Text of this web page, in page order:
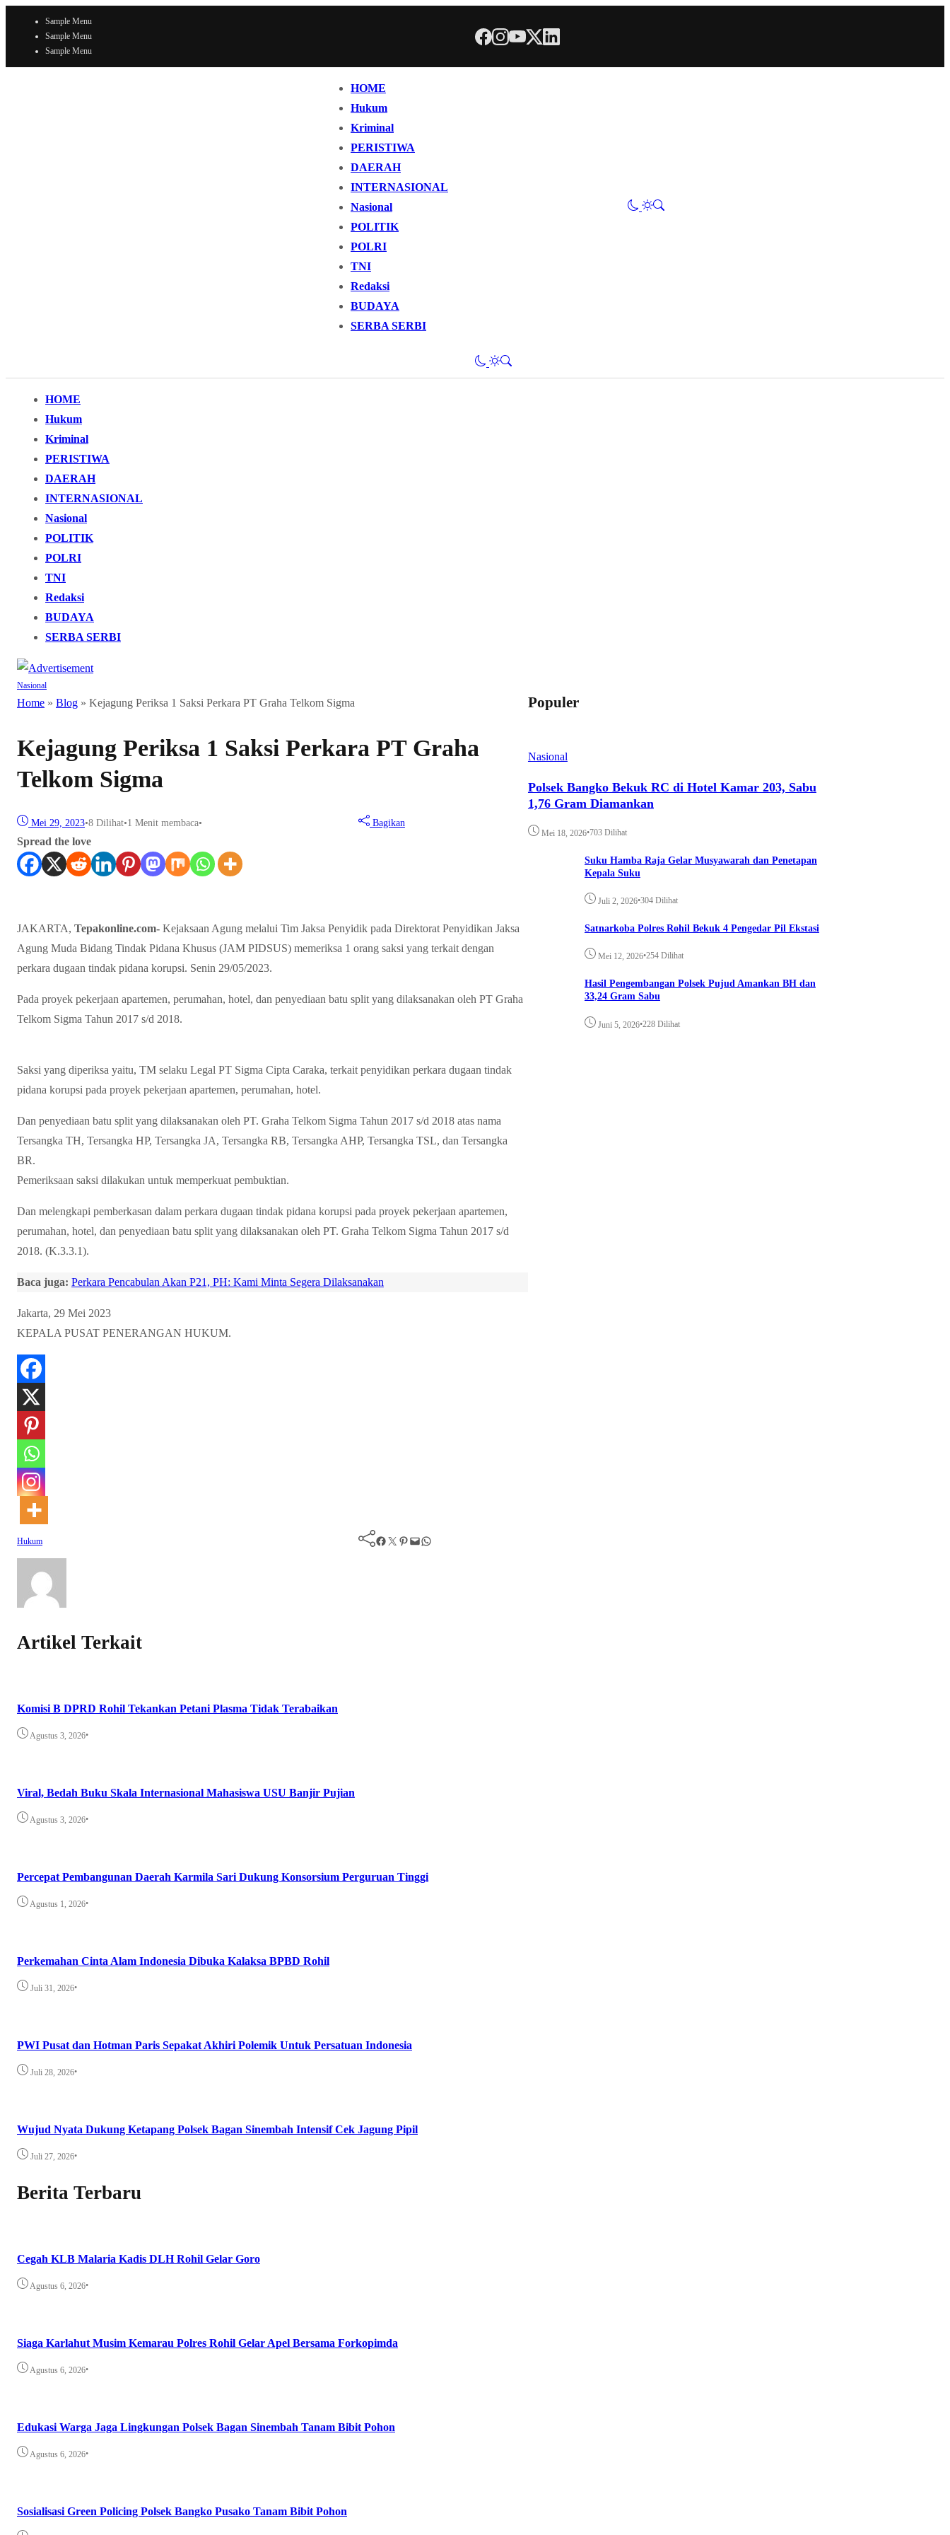
Sample Menu
Sample Menu
Sample Menu
HOME
Hukum
Kriminal
PERISTIWA
DAERAH
INTERNASIONAL
Nasional
POLITIK
POLRI
TNI
Redaksi
BUDAYA
SERBA SERBI
HOME
Hukum
Kriminal
PERISTIWA
DAERAH
INTERNASIONAL
Nasional
POLITIK
POLRI
TNI
Redaksi
BUDAYA
SERBA SERBI
Nasional
Home » Blog » Kejagung Periksa 1 Saksi Perkara PT Graha Telkom Sigma
Kejagung Periksa 1 Saksi Perkara PT Graha
Telkom Sigma
Mei 29, 2023•8 Dilihat•1 Menit membaca• Bagikan
Spread the love
JAKARTA, Tepakonline.com- Kejaksaan Agung melalui Tim Jaksa Penyidik pada Direktorat Penyidikan Jaksa
Agung Muda Bidang Tindak Pidana Khusus (JAM PIDSUS) memeriksa 1 orang saksi yang terkait dengan
perkara dugaan tindak pidana korupsi. Senin 29/05/2023.
Pada proyek pekerjaan apartemen, perumahan, hotel, dan penyediaan batu split yang dilaksanakan oleh PT Graha
Telkom Sigma Tahun 2017 s/d 2018.
Saksi yang diperiksa yaitu, TM selaku Legal PT Sigma Cipta Caraka, terkait penyidikan perkara dugaan tindak
pidana korupsi pada proyek pekerjaan apartemen, perumahan, hotel.
Dan penyediaan batu split yang dilaksanakan oleh PT. Graha Telkom Sigma Tahun 2017 s/d 2018 atas nama
Tersangka TH, Tersangka HP, Tersangka JA, Tersangka RB, Tersangka AHP, Tersangka TSL, dan Tersangka
BR.
Pemeriksaan saksi dilakukan untuk memperkuat pembuktian.
Dan melengkapi pemberkasan dalam perkara dugaan tindak pidana korupsi pada proyek pekerjaan apartemen,
perumahan, hotel, dan penyediaan batu split yang dilaksanakan oleh PT. Graha Telkom Sigma Tahun 2017 s/d
2018. (K.3.3.1).
Baca juga: Perkara Pencabulan Akan P21, PH: Kami Minta Segera Dilaksanakan
Jakarta, 29 Mei 2023
KEPALA PUSAT PENERANGAN HUKUM.
Hukum Facebook Twitter Pinterest Mail WhatsApp
Artikel Terkait
Komisi B DPRD Rohil Tekankan Petani Plasma Tidak Terabaikan
Agustus 3, 2026•
Viral, Bedah Buku Skala Internasional Mahasiswa USU Banjir Pujian
Agustus 3, 2026•
Percepat Pembangunan Daerah Karmila Sari Dukung Konsorsium Perguruan Tinggi
Agustus 1, 2026•
Perkemahan Cinta Alam Indonesia Dibuka Kalaksa BPBD Rohil
Juli 31, 2026•
PWI Pusat dan Hotman Paris Sepakat Akhiri Polemik Untuk Persatuan Indonesia
Juli 28, 2026•
Wujud Nyata Dukung Ketapang Polsek Bagan Sinembah Intensif Cek Jagung Pipil
Juli 27, 2026•
Berita Terbaru
Cegah KLB Malaria Kadis DLH Rohil Gelar Goro
Agustus 6, 2026•
Siaga Karlahut Musim Kemarau Polres Rohil Gelar Apel Bersama Forkopimda
Agustus 6, 2026•
Edukasi Warga Jaga Lingkungan Polsek Bagan Sinembah Tanam Bibit Pohon
Agustus 6, 2026•
Sosialisasi Green Policing Polsek Bangko Pusako Tanam Bibit Pohon
Populer
Nasional
Polsek Bangko Bekuk RC di Hotel Kamar 203, Sabu
1,76 Gram Diamankan
Mei 18, 2026•703 Dilihat
Suku Hamba Raja Gelar Musyawarah dan Penetapan
Kepala Suku
Juli 2, 2026•304 Dilihat
Satnarkoba Polres Rohil Bekuk 4 Pengedar Pil Ekstasi
Mei 12, 2026•254 Dilihat
Hasil Pengembangan Polsek Pujud Amankan BH dan
33,24 Gram Sabu
Juni 5, 2026•228 Dilihat